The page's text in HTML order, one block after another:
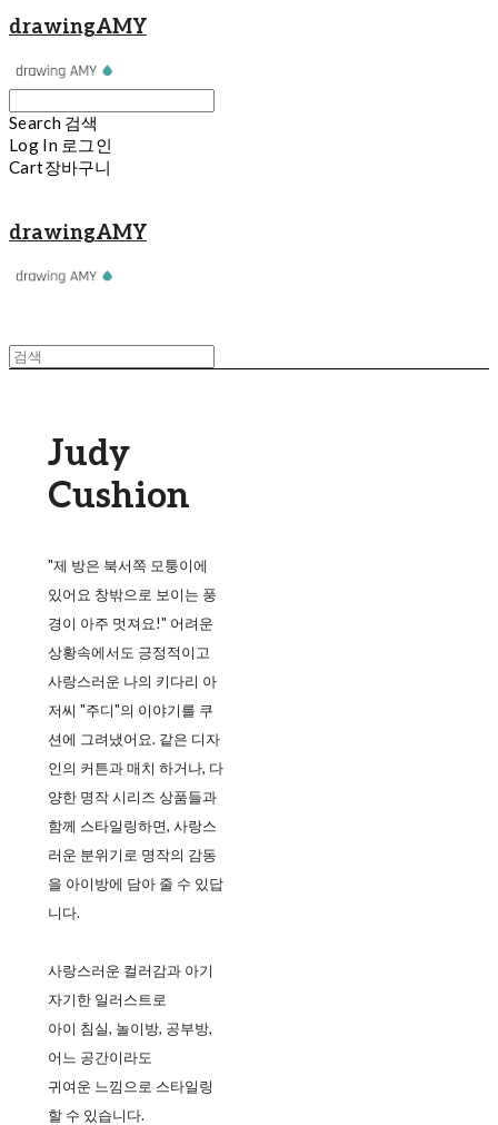
drawingAMY
Search 검색
Log In 로그인
Cart장바구니
drawingAMY
Judy
Cushion
"제 방은 북서쪽 모퉁이에
있어요 창밖으로 보이는 풍
경이 아주 멋져요!" 어려운
상황속에서도 긍정적이고
사랑스러운 나의 키다리 아
저씨 "주디"의 이야기를 쿠
션에 그려냈어요. 같은 디자
인의 커튼과 매치 하거나, 다
양한 명작 시리즈 상품들과
함께 스타일링하면, 사랑스
러운 분위기로 명작의 감동
을 아이방에 담아 줄 수 있답
니다.
사랑스러운 컬러감과 아기
자기한 일러스트로
아이 침실, 놀이방, 공부방,
어느 공간이라도
귀여운 느낌으로 스타일링
할 수 있습니다.